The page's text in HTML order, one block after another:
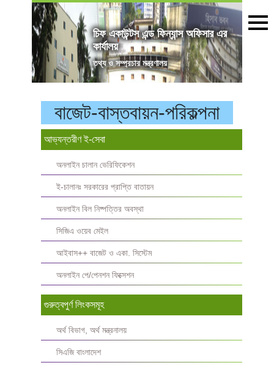
চিফ একাউন্টস এন্ড ফিন্যান্স অফিসার এর
কার্যালয়
তথ্য ও সম্প্রচার মন্ত্রণালয়
বাজেট-বাস্তবায়ন-পরিকল্পনা
আভ্যন্তরীণ ই-সেবা
অনলাইন চালান ভেরিফিকেশন
ই-চালানঃ সরকারের প্রাপ্তি বাতায়ন
অনলাইন বিল নিষ্পত্তির অবস্থা
সিজিএ ওয়েব মেইল
আইবাস++ বাজেট ও একা. সিস্টেম
অনলাইন পে/পেনশন ফিক্সেশন
গুরুত্বপুর্ণ লিংকসমূহ
অর্থ বিভাগ, অর্থ মন্ত্রনালয়
সিএজি বাংলাদেশ